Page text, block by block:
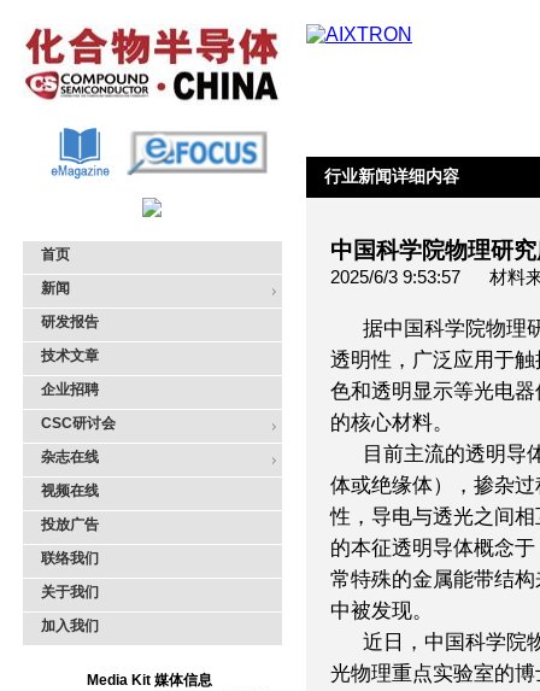
首页
新闻
研发报告
技术文章
企业招聘
CSC研讨会
杂志在线
视频在线
投放广告
联络我们
关于我们
加入我们
Media Kit 媒体信息
行业新闻详细内容
中国科学院物理研
2025/6/3 9:53:57 材料
据中国科学院物理
透明性，广泛应用于
色和透明显示等光电
的核心材料。
目前主流的透明导
体或绝缘体），掺杂
性，导电与透光之间
的本征透明导体概念
常特殊的金属能带结
中被发现。
近日，中国科学院
光物理重点实验室的